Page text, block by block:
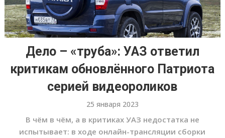
Дело – «труба»: УАЗ ответил
критикам обновлённого Патриота
серией видеороликов
25 января 2023
В чём в чём, а в критиках УАЗ недостатка не
испытывает: в ходе онлайн-трансляции сборки